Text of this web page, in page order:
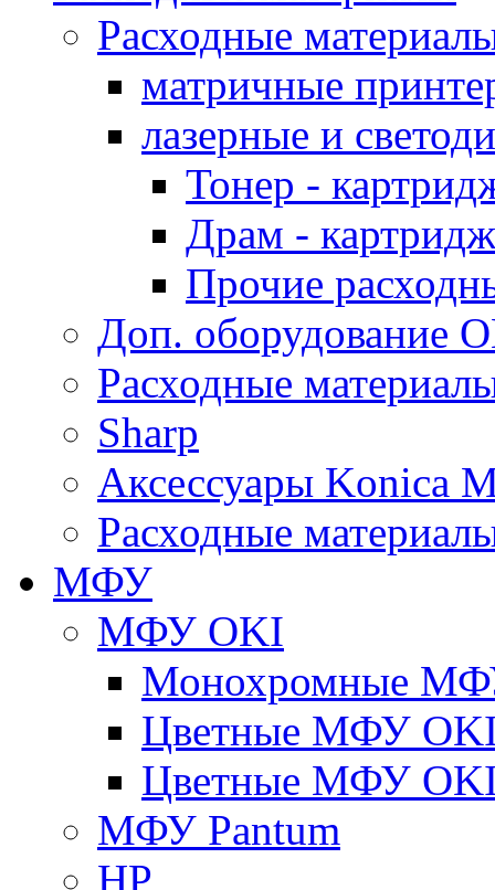
Расходные
матричные
лазерные и
Тонер -
Драм -
Прочие
Доп. оборудование
Расходные
Sharp
Аксессуары Konica
Расходные
МФУ
МФУ OKI
Монохромные
Цветные МФУ
Цветные МФУ
МФУ Pantum
HP